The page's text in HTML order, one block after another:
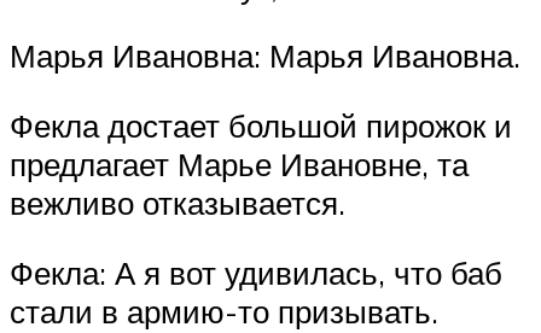
Марья Ивановна: Марья Ивановна.
Фекла достает большой пирожок и
предлагает Марье Ивановне, та
вежливо отказывается.
Фекла: А я вот удивилась, что баб
стали в армию-то призывать.